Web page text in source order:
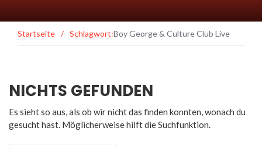
Startseite / Schlagwort:Boy George & Culture Club Live
NICHTS GEFUNDEN
Es sieht so aus, als ob wir nicht das finden konnten, wonach du
gesucht hast. Möglicherweise hilft die Suchfunktion.